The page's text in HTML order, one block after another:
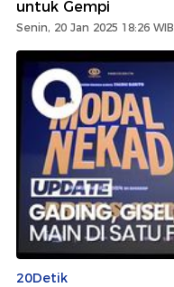
untuk Gempi
Senin, 20 Jan 2025 18:26 WIB
20Detik